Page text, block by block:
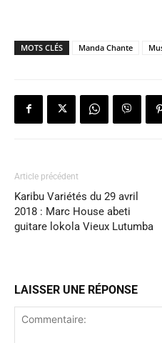
MOTS CLÉS Manda Chante
Article précédent
Karibu Variétés du 29 avril
2018 : Marc House abeti
guitare lokola Vieux Lutumba
LAISSER UNE RÉPONSE